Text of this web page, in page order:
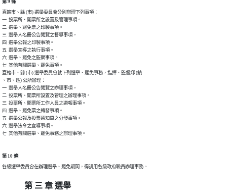
第 9 條
直轄市、縣 (市) 選舉委員會分別辦理下列事項：
一  投票所、開票所之設置及管理事項。
二  選舉、罷免票之印製事項。
三  選舉人名冊公告閱覽之督導事項。
四  選舉公報之印製事項。
五  選舉宣導之執行事項。
六  選舉、罷免之監察事項。
七  其他有關選舉、罷免事項。
直轄市、縣 (市) 選舉委員會就下列選舉、罷免事務，指揮、監督鄉 (鎮
、市、區) 公所辦理：
一  選舉人名冊公告閱覽之辦理事項。
二  投票所、開票所設置及管理之辦理事項。
三  投票所、開票所工作人員之遴報事項。
四  選舉、罷免票之轉發事項。
五  選舉公報及投票通知單之分發事項。
六  選舉法令之宣導事項。
七  其他有關選舉、罷免事務之辦理事項。
第 10 條
各級選舉委員會在辦理選舉、罷免期間，得調用各級政府職員辦理事務。
第 三 章 選舉